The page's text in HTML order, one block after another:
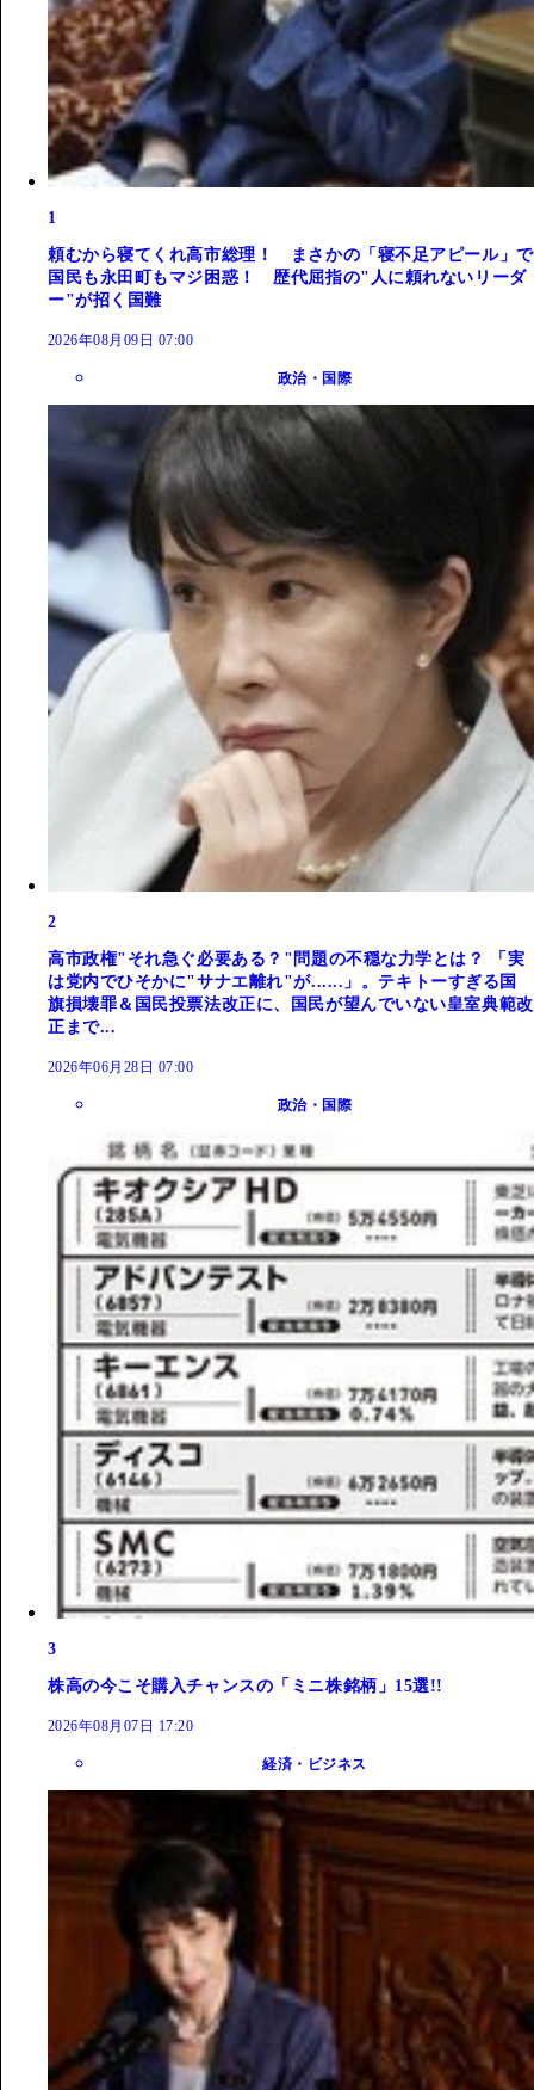
1
頼むから寝てくれ高市総理！ まさかの「寝不足アピール」で
国民も永田町もマジ困惑！ 歴代屈指の"人に頼れないリーダ
ー"が招く国難
2026年08月09日 07:00
政治・国際
2
高市政権"それ急ぐ必要ある？"問題の不穏な力学とは？ 「実
は党内でひそかに"サナエ離れ"が......」。テキトーすぎる国
旗損壊罪＆国民投票法改正に、国民が望んでいない皇室典範改
正まで...
2026年06月28日 07:00
政治・国際
3
株高の今こそ購入チャンスの「ミニ株銘柄」15選!!
2026年08月07日 17:20
経済・ビジネス